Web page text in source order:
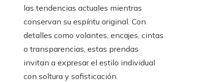
las tendencias actuales mientras
conservan su espíritu original. Con
detalles como volantes, encajes, cintas
o transparencias, estas prendas
invitan a expresar el estilo individual
con soltura y sofisticación.